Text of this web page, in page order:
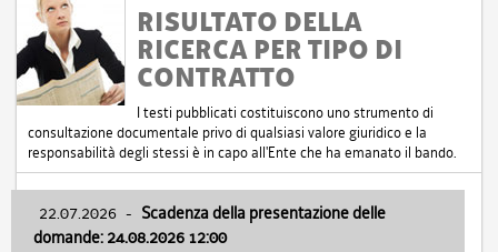
RISULTATO DELLA
RICERCA PER TIPO DI
CONTRATTO
I testi pubblicati costituiscono uno strumento di
consultazione documentale privo di qualsiasi valore giuridico e la
responsabilità degli stessi è in capo all'Ente che ha emanato il bando.
22.07.2026 - Scadenza della presentazione delle
domande: 24.08.2026 12:00